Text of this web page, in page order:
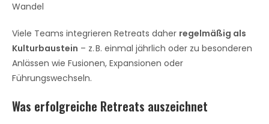
Wandel
Viele Teams integrieren Retreats daher regelmäßig als
Kulturbaustein – z. B. einmal jährlich oder zu besonderen
Anlässen wie Fusionen, Expansionen oder
Führungswechseln.
Was erfolgreiche Retreats auszeichnet